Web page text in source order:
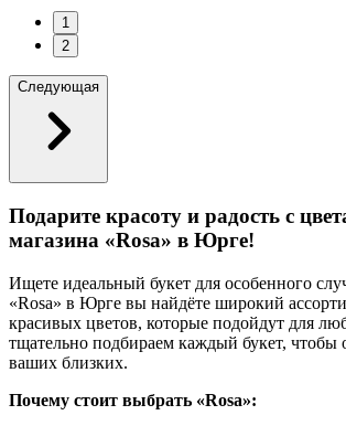
1
2
Следующая
Подарите красоту и радость с
магазина «Rosa» в Юрге!
Ищете идеальный букет для особенного
«Rosa» в Юрге вы найдёте широкий
красивых цветов, которые подойдут для
тщательно подбираем каждый букет, чтобы
ваших близких.
Почему стоит выбрать «Rosa»: